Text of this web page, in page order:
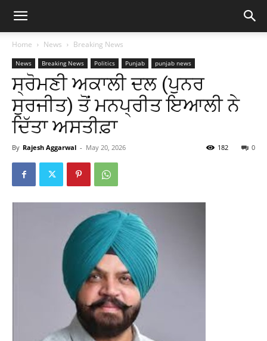
Home News Breaking News
News Breaking News Politics Punjab punjab news
ਸ੍ਰੋਮਣੀ ਅਕਾਲੀ ਦਲ (ਪੁਨਰ
ਸੁਰਜੀਤ) ਤੋਂ ਮਨਪ੍ਰੀਤ ਇਆਲੀ ਨੇ
ਦਿੱਤਾ ਅਸਤੀਫ਼ਾ
By Rajesh Aggarwal - May 20, 2026 0
182